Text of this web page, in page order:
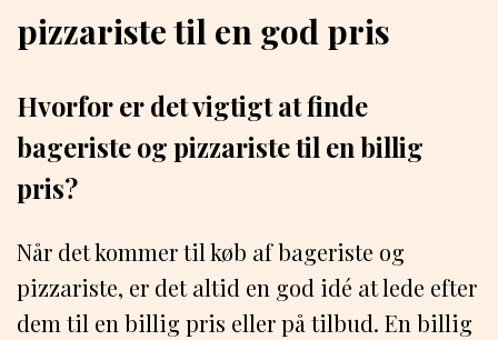
pizzariste til en god pris
Hvorfor er det vigtigt at finde
bageriste og pizzariste til en billig
pris?
Når det kommer til køb af bageriste og
pizzariste, er det altid en god idé at lede efter
dem til en billig pris eller på tilbud. En billig